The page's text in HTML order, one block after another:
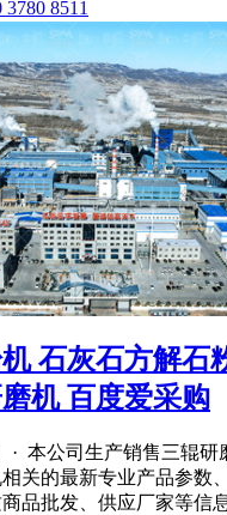
8511
石灰石方解石
机 百度爱采购
· 本公司生产销售三辊研
关的最新专业产品参数
品批发、供应厂家等信